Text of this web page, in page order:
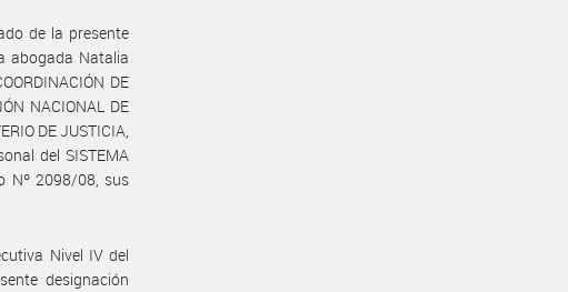
de la presente
abogada Natalia
DE
NACIONAL DE
DE JUSTICIA,
del SISTEMA
Nº 2098/08, sus
Nivel IV del
designación